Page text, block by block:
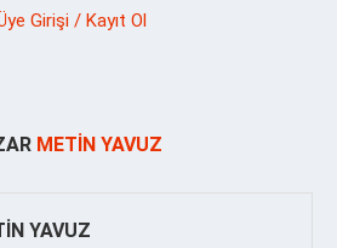
Girişi / Kayıt Ol
METIN YAVUZ
YAVUZ